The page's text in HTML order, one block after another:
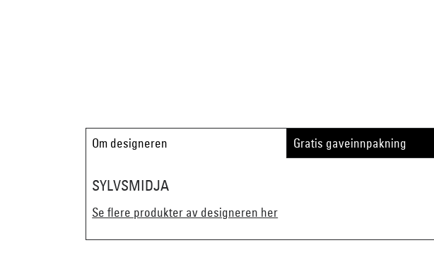
Om designeren Gratis gaveinnpakning
SYLVSMIDJA
Se flere produkter av designeren her